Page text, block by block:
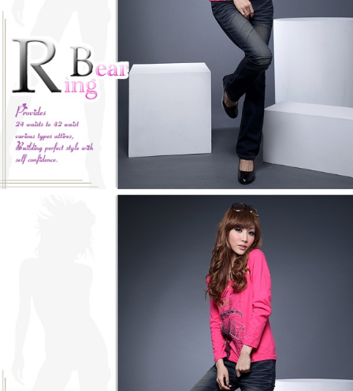
４．使用「AFTEE先享後付」時，將依據個別帳號之用戶狀況，依本公司即
時審查核予不同之上限額度；若仍有額度不足之情形，本公司將視審查結果
請求用戶進行身份認證。
５．嚴禁一人註冊多個帳號或使用他人資訊註冊。若發現惡意使用之情形，
恩沛科技股份有限公司將有權停止該用戶之使用額度並採取法律行動。